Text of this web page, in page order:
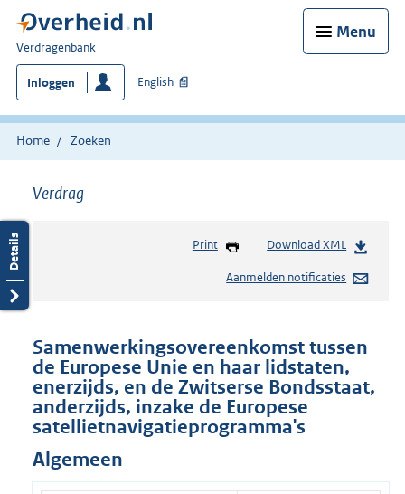
Menu
U
bent
hier:
Verdragenbank
Inloggen English
Home Zoeken
Verdrag
Print Download XML
Aanmelden notificaties
Samenwerkingsovereenkomst tussen
de Europese Unie en haar lidstaten,
enerzijds, en de Zwitserse Bondsstaat,
anderzijds, inzake de Europese
satellietnavigatieprogramma's
Algemeen